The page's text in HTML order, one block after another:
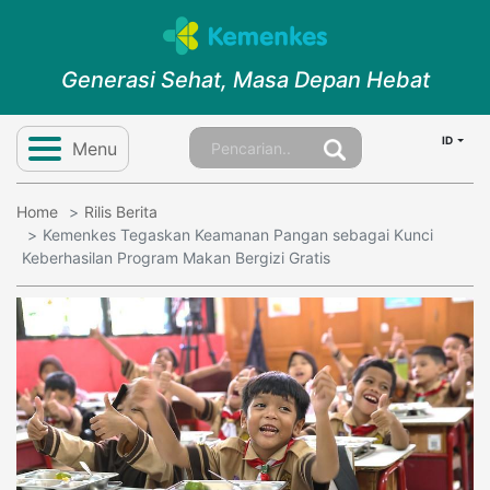
Generasi Sehat, Masa Depan Hebat
Menu ID
Home
Rilis Berita
Kemenkes Tegaskan Keamanan Pangan sebagai Kunci
Keberhasilan Program Makan Bergizi Gratis